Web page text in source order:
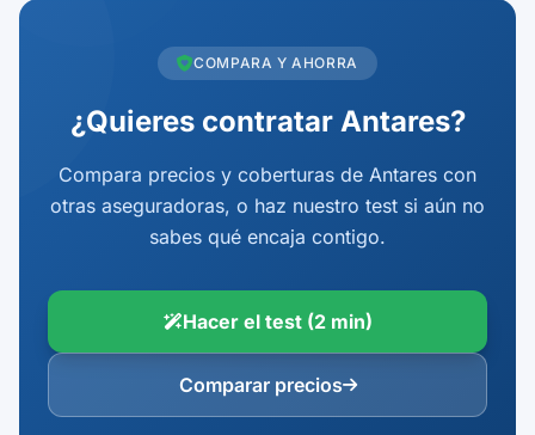
COMPARA Y AHORRA
¿Quieres contratar Antares?
Compara precios y coberturas de Antares con
otras aseguradoras, o haz nuestro test si aún no
sabes qué encaja contigo.
Hacer el test (2 min)
Comparar precios